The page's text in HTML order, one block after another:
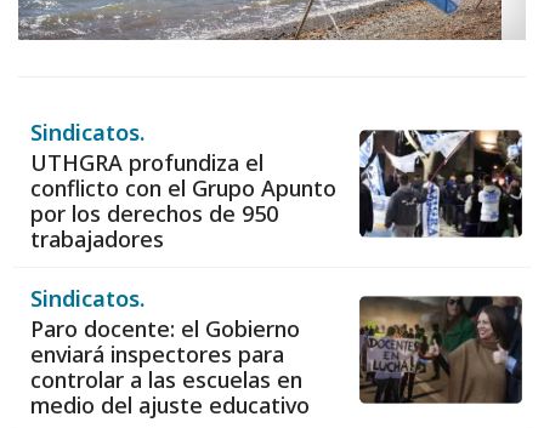
Sindicatos.
UTHGRA profundiza el
conflicto con el Grupo Apunto
por los derechos de 950
trabajadores
Sindicatos.
Paro docente: el Gobierno
enviará inspectores para
controlar a las escuelas en
medio del ajuste educativo